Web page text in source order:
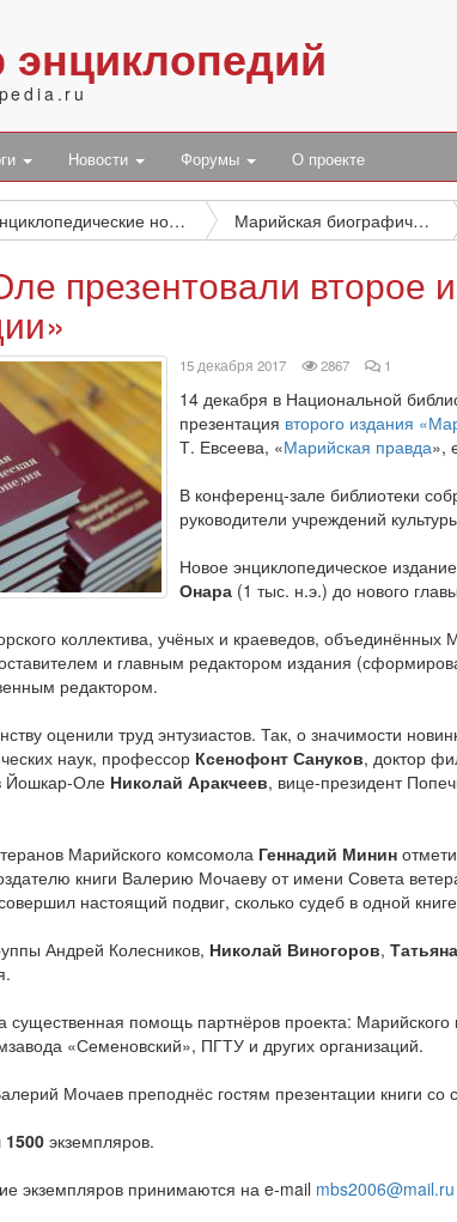
Новости Форумы О проекте
Энциклопедические новости Марийская биографическая энциклопедия
презентовали второе
15 декабря 2017 просмотров
2867 1
14 декабря в Национальной
презентация второго издания
Т. Евсеева, «Марийская правда»,
В конференц-зале библиотеки
руководители учреждений
Новое энциклопедическое
Онара (1 тыс. н.э.) до нового
коллектива, учёных и краеведов,
и главным редактором издания
редактором.
оценили труд энтузиастов. Так, о значимости
наук, профессор Ксенофонт Сануков, доктор
Йошкар-Оле Николай Аракчеев, вице-президент
Марийского комсомола Геннадий Минин
книги Валерию Мочаеву от имени Совета
настоящий подвиг, сколько судеб в одной
Андрей Колесников, Николай Виногоров,
существенная помощь партнёров проекта:
«Семеновский», ПГТУ и других организаций.
Мочаев преподнёс гостям презентации книги со
1500 экземпляров.
экземпляров принимаются на e-mail mbs2006@mail.ru